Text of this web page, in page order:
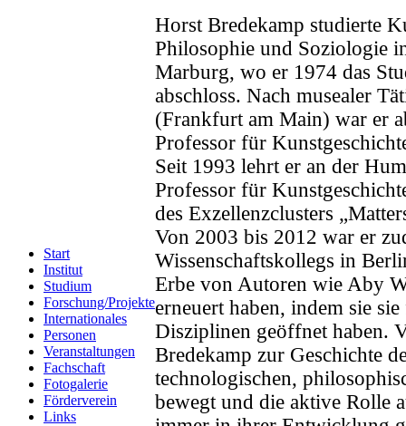
Start
Institut
Studium
Forschung/Projekte
Internationales
Personen
Veranstaltungen
Fachschaft
Fotogalerie
Förderverein
Links
Horst Bredekamp studierte
Philosophie und Soziologie
Marburg, wo er 1974 das
abschloss. Nach musealer
(Frankfurt am Main) war er
Professor für
Seit 1993 lehrt er an der
Professor für
des Exzellenzclusters
Von 2003 bis 2012 war er
Wissenschaftskollegs in
Erbe von Autoren wie Aby
erneuert haben, indem sie
Disziplinen geöffnet haben.
Bredekamp zur Geschichte
technologischen,
bewegt und die aktive Rolle